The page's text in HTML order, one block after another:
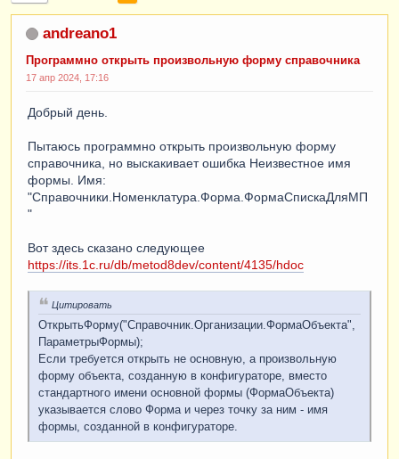
andreano1
Программно открыть произвольную форму справочника
17 апр 2024, 17:16
Добрый день.
Пытаюсь программно открыть произвольную форму
справочника, но выскакивает ошибка Неизвестное имя
формы. Имя:
"Справочники.Номенклатура.Форма.ФормаСпискаДляМП
"
Вот здесь сказано следующее
https://its.1c.ru/db/metod8dev/content/4135/hdoc
Цитировать
ОткрытьФорму("Справочник.Организации.ФормаОбъекта",
ПараметрыФормы);
Если требуется открыть не основную, а произвольную
форму объекта, созданную в конфигураторе, вместо
стандартного имени основной формы (ФормаОбъекта)
указывается слово Форма и через точку за ним - имя
формы, созданной в конфигураторе.